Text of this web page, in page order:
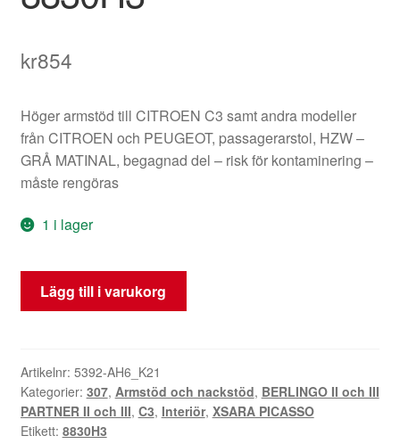
kr854
Höger armstöd till CITROEN C3 samt andra modeller
från CITROEN och PEUGEOT, passagerarstol, HZW –
GRÅ MATINAL, begagnad del – risk för kontaminering –
måste rengöras
1 i lager
Höger
Armstöd
8830H3
mängd
Lägg till i varukorg
Artikelnr: 5392-AH6_K21
Kategorier: 307, Armstöd och nackstöd, BERLINGO II och III
PARTNER II och III, C3, Interiör, XSARA PICASSO
Etikett: 8830H3